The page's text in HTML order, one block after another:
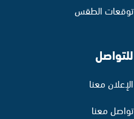
توقعات الطقس
للتواصل
الإعلان معنا
تواصل معنا